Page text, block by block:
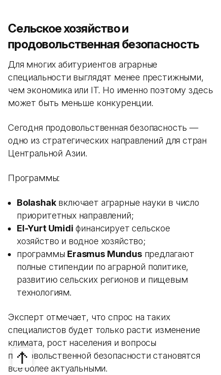
Сельское хозяйство и
продовольственная безопасность
Для многих абитуриентов аграрные
специальности выглядят менее престижными,
чем экономика или IT. Но именно поэтому здесь
может быть меньше конкуренции.
Сегодня продовольственная безопасность —
одно из стратегических направлений для стран
Центральной Азии.
Программы:
Bolashakвключает аграрные науки в число
приоритетных направлений;
El-Yurt Umidi финансирует сельское
хозяйство и водное хозяйство;
программы Erasmus Mundusпредлагают
полные стипендии по аграрной политике,
развитию сельских регионов и пищевым
технологиям.
Эксперт отмечает, что спрос на таких
специалистов будет только расти: изменение
климата, рост населения и вопросы
продовольственной безопасности становятся
все более актуальными.